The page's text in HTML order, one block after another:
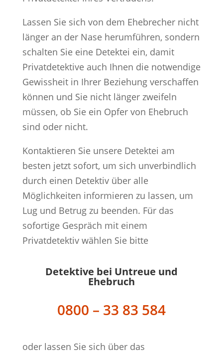
Lassen Sie sich von dem Ehebrecher nicht
länger an der Nase herumführen, sondern
schalten Sie eine Detektei ein, damit
Privatdetektive auch Ihnen die notwendige
Gewissheit in Ihrer Beziehung verschaffen
können und Sie nicht länger zweifeln
müssen, ob Sie ein Opfer von Ehebruch
sind oder nicht.
Kontaktieren Sie unsere Detektei am
besten jetzt sofort, um sich unverbindlich
durch einen Detektiv über alle
Möglichkeiten informieren zu lassen, um
Lug und Betrug zu beenden. Für das
sofortige Gespräch mit einem
Privatdetektiv wählen Sie bitte
Detektive bei Untreue und
Ehebruch
0800 – 33 83 584
oder lassen Sie sich über das